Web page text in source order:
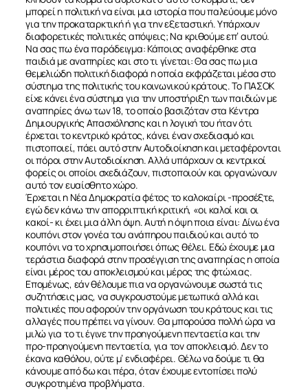
μπορεί η πολιτική να είναι μια ιστορία που παλεύουμε μόνο
για την προκαταρκτική ή για την εξεταστική. Υπάρχουν
διαφορετικές πολιτικές απόψεις; Να κριθούμε επ’ αυτού.
Να σας πω ένα παράδειγμα: Κάποιος αναφέρθηκε στα
παιδιά με αναπηρίες και στο τι γίνεται: Θα σας πω μια
θεμελιώδη πολιτική διαφορά η οποία εκφράζεται μέσα στο
σύστημα της πολιτικής του κοινωνικού κράτους. Το ΠΑΣΟΚ
είχε κάνει ένα σύστημα για την υποστήριξη των παιδιών με
αναπηρίες άνω των 18, το οποίο βασιζόταν στα Κέντρα
Δημιουργικής Απασχόλησης και η λογική του ήταν ότι
έρχεται το κεντρικό κράτος, κάνει έναν σχεδιασμό και
πιστοποιεί, πάει αυτό στην Αυτοδιοίκηση και μεταφέρονται
οι πόροι στην Αυτοδιοίκηση. Αλλά υπάρχουν οι κεντρικοί
φορείς οι οποίοι σχεδιάζουν, πιστοποιούν και οργανώνουν
αυτό τον ευαίσθητο χώρο.
Έρχεται η Νέα Δημοκρατία φέτος το καλοκαίρι -προσέξτε,
εγώ δεν κάνω την απορριπτική κριτική, «οι καλοί και οι
κακοί- κι έχει μια άλλη όψη. Αυτή η όψη ποια είναι: Δίνω ένα
κουπόνι στον γονέα του ανάπηρου παιδιού και αυτό το
κουπόνι να το χρησιμοποιήσει όπως θέλει. Εδώ έχουμε μια
τεράστια διαφορά στην προσέγγιση της αναπηρίας η οποία
είναι μέρος του αποκλεισμού και μέρος της φτώχιας.
Επομένως, εάν θέλουμε πια να οργανώνουμε σωστά τις
συζητήσεις μας, να συγκρουστούμε μετωπικά αλλά και
πολιτικές που αφορούν την οργάνωση του κράτους και τις
αλλαγές που πρέπει να γίνουν. Θα μπορούσα πολλή ώρα να
μιλώ για το τι έγινε την προηγούμενη πενταετία και την
προ-προηγούμενη πενταετία, για τον αποκλεισμό. Δεν το
έκανα καθόλου, ούτε μ’ ενδιαφέρει. Θέλω να δούμε τι θα
κάνουμε από δω και πέρα, όταν έχουμε εντοπίσει πολύ
συγκροτημένα προβλήματα.